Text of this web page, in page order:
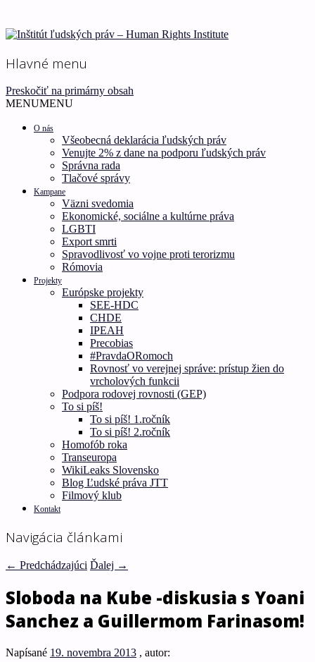
Inštitút ľudských práv –
Human Rights Institute
Ľudské práva pre všetkých!
Hlavné menu
Preskočiť na primárny obsah
MENUMENU
O nás
Všeobecná deklarácia ľudských práv
Venujte 2% z dane na podporu ľudských práv
Správna rada
Tlačové správy
Kampane
Väzni svedomia
Ekonomické, sociálne a kultúrne práva
LGBTI
Export smrti
Spravodlivosť vo vojne proti terorizmu
Rómovia
Projekty
Európske projekty
SEE-HDC
CHDE
IPEAH
Precobias
#PravdaORomoch
Rovnosť vo verejnej správe: prístup žien do
vrcholových funkcii
Podpora rodovej rovnosti (GEP)
To si píš!
To si píš! 1.ročník
To si píš! 2.ročník
Homofób roka
Transeuropa
WikiLeaks Slovensko
Blog Ľudské práva JTT
Filmový klub
Kontakt
Navigácia článkami
← Predchádzajúci Ďalej →
Sloboda na Kube -diskusia s Yoani
Sanchez a Guillermom Farinasom!
Napísané 19. novembra 2013 , autor: